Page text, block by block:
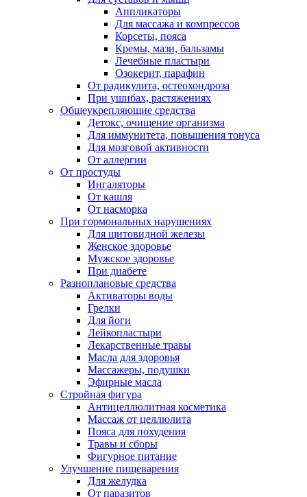
Аппликаторы
Для массажа и компрессов
Корсеты, пояса
Кремы, мази, бальзамы
Лечебные пластыри
Озокерит, парафин
От радикулита, остеохондроза
При ушибах, растяжениях
Общеукрепляющие средства
Детокс, очищение организма
Для иммунитета, повышения тонуса
Для мозговой активности
От аллергии
От простуды
Ингаляторы
От кашля
От насморка
При гормональных нарушениях
Для щитовидной железы
Женское здоровье
Мужское здоровье
При диабете
Разноплановые средства
Активаторы воды
Грелки
Для йоги
Лейкопластыри
Лекарственные травы
Масла для здоровья
Массажеры, подушки
Эфирные масла
Стройная фигура
Антицеллюлитная косметика
Массаж от целлюлита
Пояса для похудения
Травы и сборы
Фигурное питание
Улучшение пищеварения
Для желудка
От паразитов